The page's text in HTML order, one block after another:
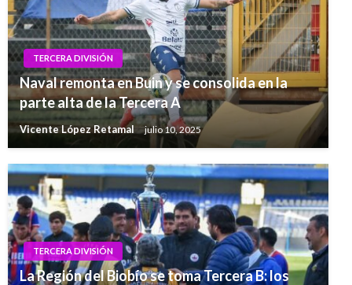
TERCERA DIVISIÓN
Naval remonta en Buin y se consolida en la
parte alta de la Tercera A
Vicente López Retamal julio 10, 2025
TERCERA DIVISIÓN
La Región del Biobío se toma Tercera B: los